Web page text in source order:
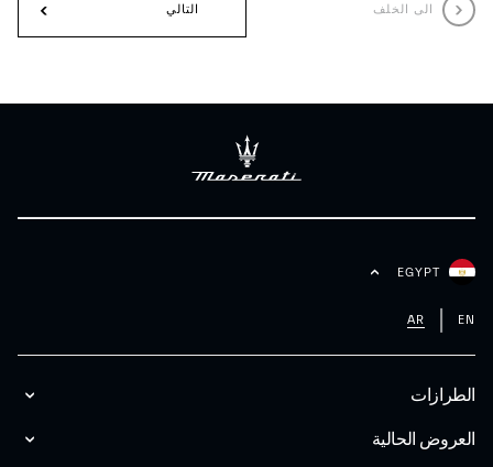
الى الخلف التالي
الطرازات
العروض الحالية
EGYPT
EN
AR